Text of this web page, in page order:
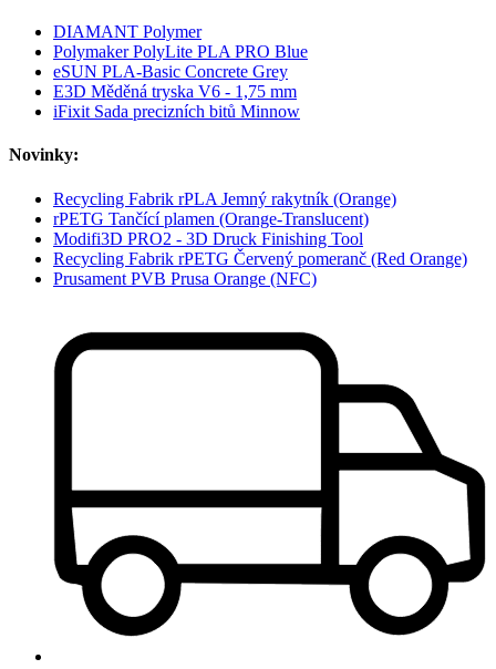
DIAMANT Polymer
Polymaker PolyLite PLA PRO Blue
eSUN PLA-Basic Concrete Grey
E3D Měděná tryska V6 - 1,75 mm
iFixit Sada precizních bitů Minnow
Novinky:
Recycling Fabrik rPLA Jemný rakytník (Orange)
rPETG Tančící plamen (Orange-Translucent)
Modifi3D PRO2 - 3D Druck Finishing Tool
Recycling Fabrik rPETG Červený pomeranč (Red Orange)
Prusament PVB Prusa Orange (NFC)